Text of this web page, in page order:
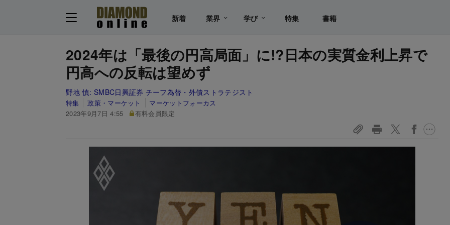
新着 業界 学び 特集 書籍
2024年は「最後の円高局面」に!?日本の実質金利上昇で
円高への反転は望めず
野地 慎: SMBC日興証券 チーフ為替・外債ストラテジスト
特集 政策・マーケット
マーケットフォーカス
2023年9月7日 4:55
有料会員限定